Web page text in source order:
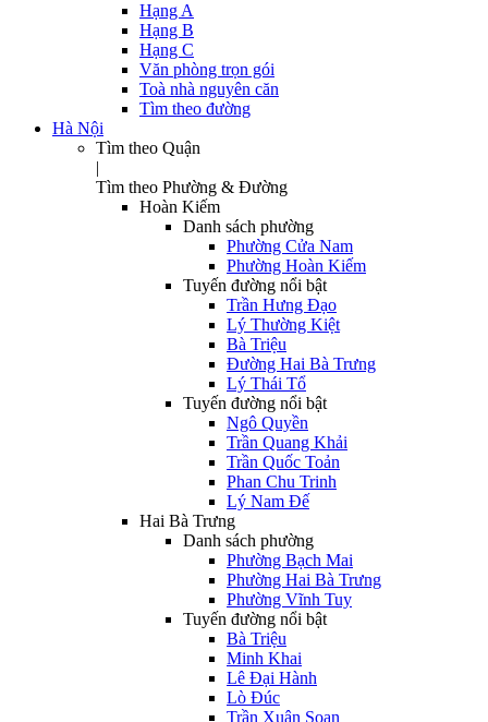
Hạng A
Hạng B
Hạng C
Văn phòng trọn gói
Toà nhà nguyên căn
Tìm theo đường
Hà Nội
Tìm theo Quận
|
Tìm theo Phường & Đường
Hoàn Kiếm
Danh sách phường
Phường Cửa Nam
Phường Hoàn Kiếm
Tuyến đường nổi bật
Trần Hưng Đạo
Lý Thường Kiệt
Bà Triệu
Đường Hai Bà Trưng
Lý Thái Tổ
Tuyến đường nổi bật
Ngô Quyền
Trần Quang Khải
Trần Quốc Toản
Phan Chu Trinh
Lý Nam Đế
Hai Bà Trưng
Danh sách phường
Phường Bạch Mai
Phường Hai Bà Trưng
Phường Vĩnh Tuy
Tuyến đường nổi bật
Bà Triệu
Minh Khai
Lê Đại Hành
Lò Đúc
Trần Xuân Soạn